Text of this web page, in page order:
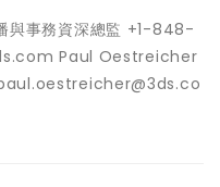
與事務資深總監 +1-848-
Paul Oestreicher